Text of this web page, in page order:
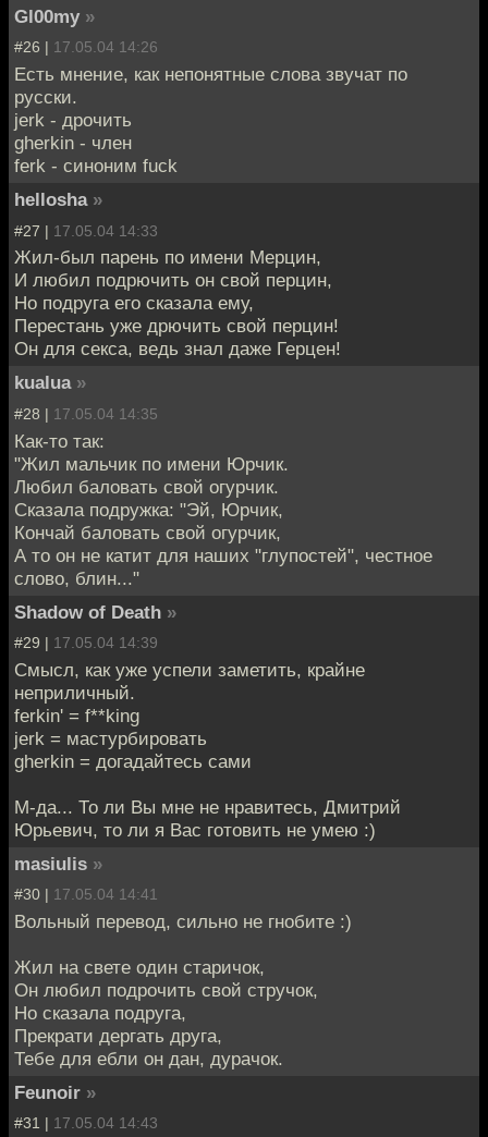
Gl00my »
#26 | 17.05.04 14:26
Есть мнение, как непонятные слова звучат по
русски.
jerk - дрочить
gherkin - член
ferk - синоним fuck
hellosha »
#27 | 17.05.04 14:33
Жил-был парень по имени Мерцин,
И любил подрючить он свой перцин,
Но подруга его сказала ему,
Перестань уже дрючить свой перцин!
Он для секса, ведь знал даже Герцен!
kualua »
#28 | 17.05.04 14:35
Как-то так:
"Жил мальчик по имени Юрчик.
Любил баловать свой огурчик.
Сказала подружка: "Эй, Юрчик,
Кончай баловать свой огурчик,
А то он не катит для наших "глупостей", честное
слово, блин..."
Shadow of Death »
#29 | 17.05.04 14:39
Смысл, как уже успели заметить, крайне
неприличный.
ferkin' = f**king
jerk = мастурбировать
gherkin = догадайтесь сами
М-да... То ли Вы мне не нравитесь, Дмитрий
Юрьевич, то ли я Вас готовить не умею :)
masiulis »
#30 | 17.05.04 14:41
Вольный перевод, сильно не гнобите :)
Жил на свете один старичок,
Он любил подрочить свой стручок,
Но сказала подруга,
Прекрати дергать друга,
Тебе для ебли он дан, дурачок.
Feunoir »
#31 | 17.05.04 14:43